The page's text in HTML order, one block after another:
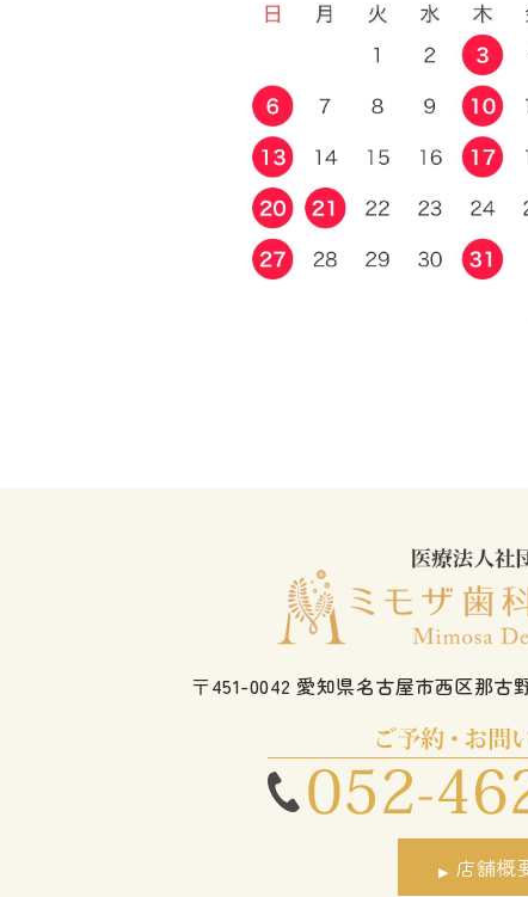
〒451-0042 愛知県名古屋市西区那古
店舗概